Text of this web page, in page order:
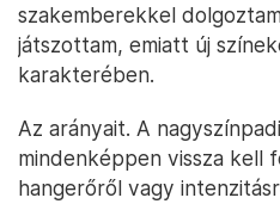
szakemberekkel
játszottam, emiatt új
karakterében.
Az arányait. A
mindenképpen vissza kell
hangerőről vagy